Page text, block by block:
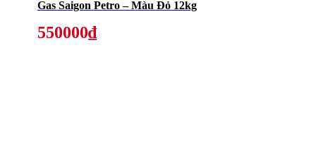
Gas Saigon Petro – Màu Đỏ 12kg
550000₫